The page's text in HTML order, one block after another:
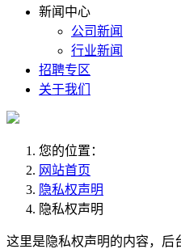
新闻中心
公司新闻
行业新闻
招聘专区
关于我们
您的位置：
网站首页
隐私权声明
隐私权声明
这里是隐私权声明的内容，后